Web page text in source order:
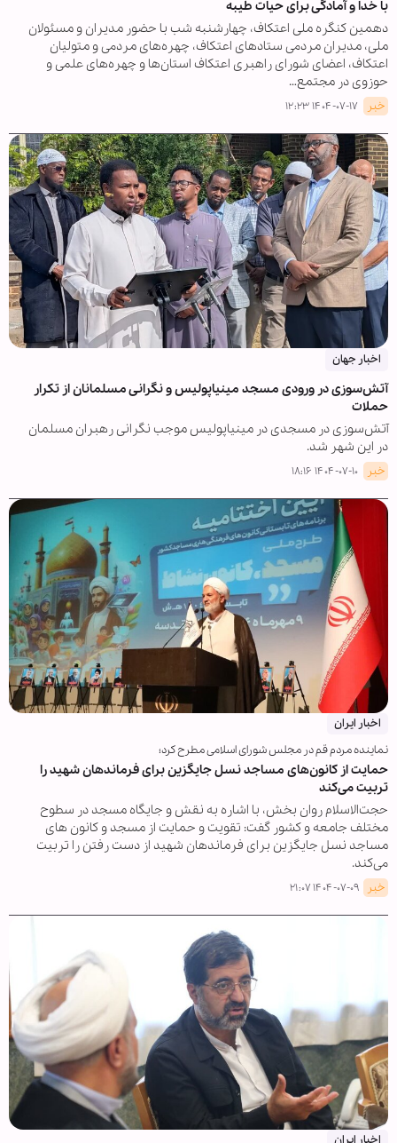
با خدا و آمادگی برای حیات طیبه
دهمین کنگره ملی اعتکاف، چهارشنبه شب با حضور مدیران و مسئولان
ملی، مدیران مردمی ستادهای اعتکاف، چهره‌های مردمی و متولیان
اعتکاف، اعضای شورای راهبری اعتکاف استان‌ها و چهره‌های علمی و
حوزوی در مجتمع…
خبر ۱۴۰۴-۰۷-۱۷ ۱۲:۲۳
اخبار جهان
آتش‌سوزی در ورودی مسجد مینیاپولیس و نگرانی مسلمانان از تکرار
حملات
آتش‌سوزی در مسجدی در مینیاپولیس موجب نگرانی رهبران مسلمان
در این شهر شد.
خبر ۱۴۰۴-۰۷-۱۰ ۱۸:۱۶
اخبار ایران
نماینده مردم قم در مجلس شورای اسلامی مطرح کرد؛
حمایت از کانون‌های مساجد نسل جایگزین برای فرماندهان شهید را
تربیت می‌کند
حجت‌الاسلام روان بخش، با اشاره به نقش و جایگاه مسجد در سطوح
مختلف جامعه و کشور گفت: تقویت و حمایت از مسجد و کانون های
مساجد نسل جایگزین برای فرماندهان شهید از دست رفتن را تربیت
می‌کند.
خبر ۱۴۰۴-۰۷-۰۹ ۲۱:۰۷
اخبار ایران